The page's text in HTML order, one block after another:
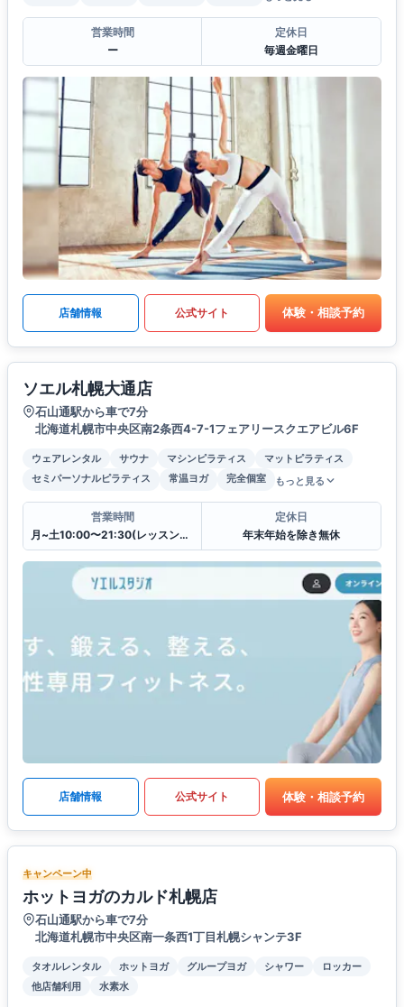
営業時間
ー
定休日
毎週金曜日
店舗情報 公式サイト 体験・相談予約
ソエル札幌大通店
石山通駅から車で7分
北海道札幌市中央区南2条西4-7-1フェアリースクエアビル6F
ウェアレンタル サウナ マシンピラティス
マットピラティス
セミパーソナルピラティス
常温ヨガ 完全個室 もっと見る
営業時間
月~土10:00〜21:30(レッスンは21:00まで),日祝10:30〜20:30(レッスンは20:00まで)
定休日
年末年始を除き無休
店舗情報 公式サイト 体験・相談予約
キャンペーン中
ホットヨガのカルド札幌店
石山通駅から車で7分
北海道札幌市中央区南一条西1丁目札幌シャンテ3F
タオルレンタル ホットヨガ グループヨガ シャワー
ロッカー
他店舗利用
水素水